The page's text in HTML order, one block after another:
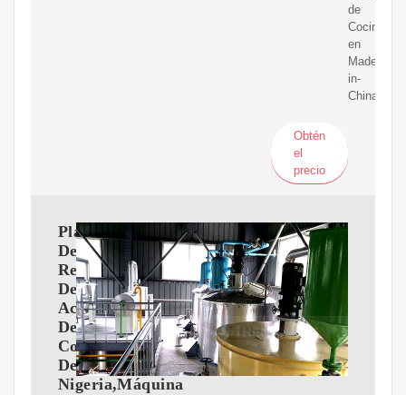
de
Cocina
en
Made-
in-
Obtén
el
precio
Planta
De
Refinería
De
Aceite
De
Cocina
De
Nigeria,Máquina